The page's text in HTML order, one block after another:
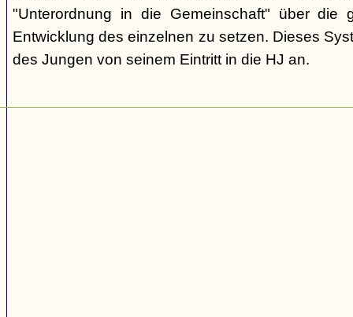
"Unterordnung in die Gemeinschaft" über die
Entwicklung des einzelnen zu setzen. Dieses
des Jungen von seinem Eintritt in die HJ an.